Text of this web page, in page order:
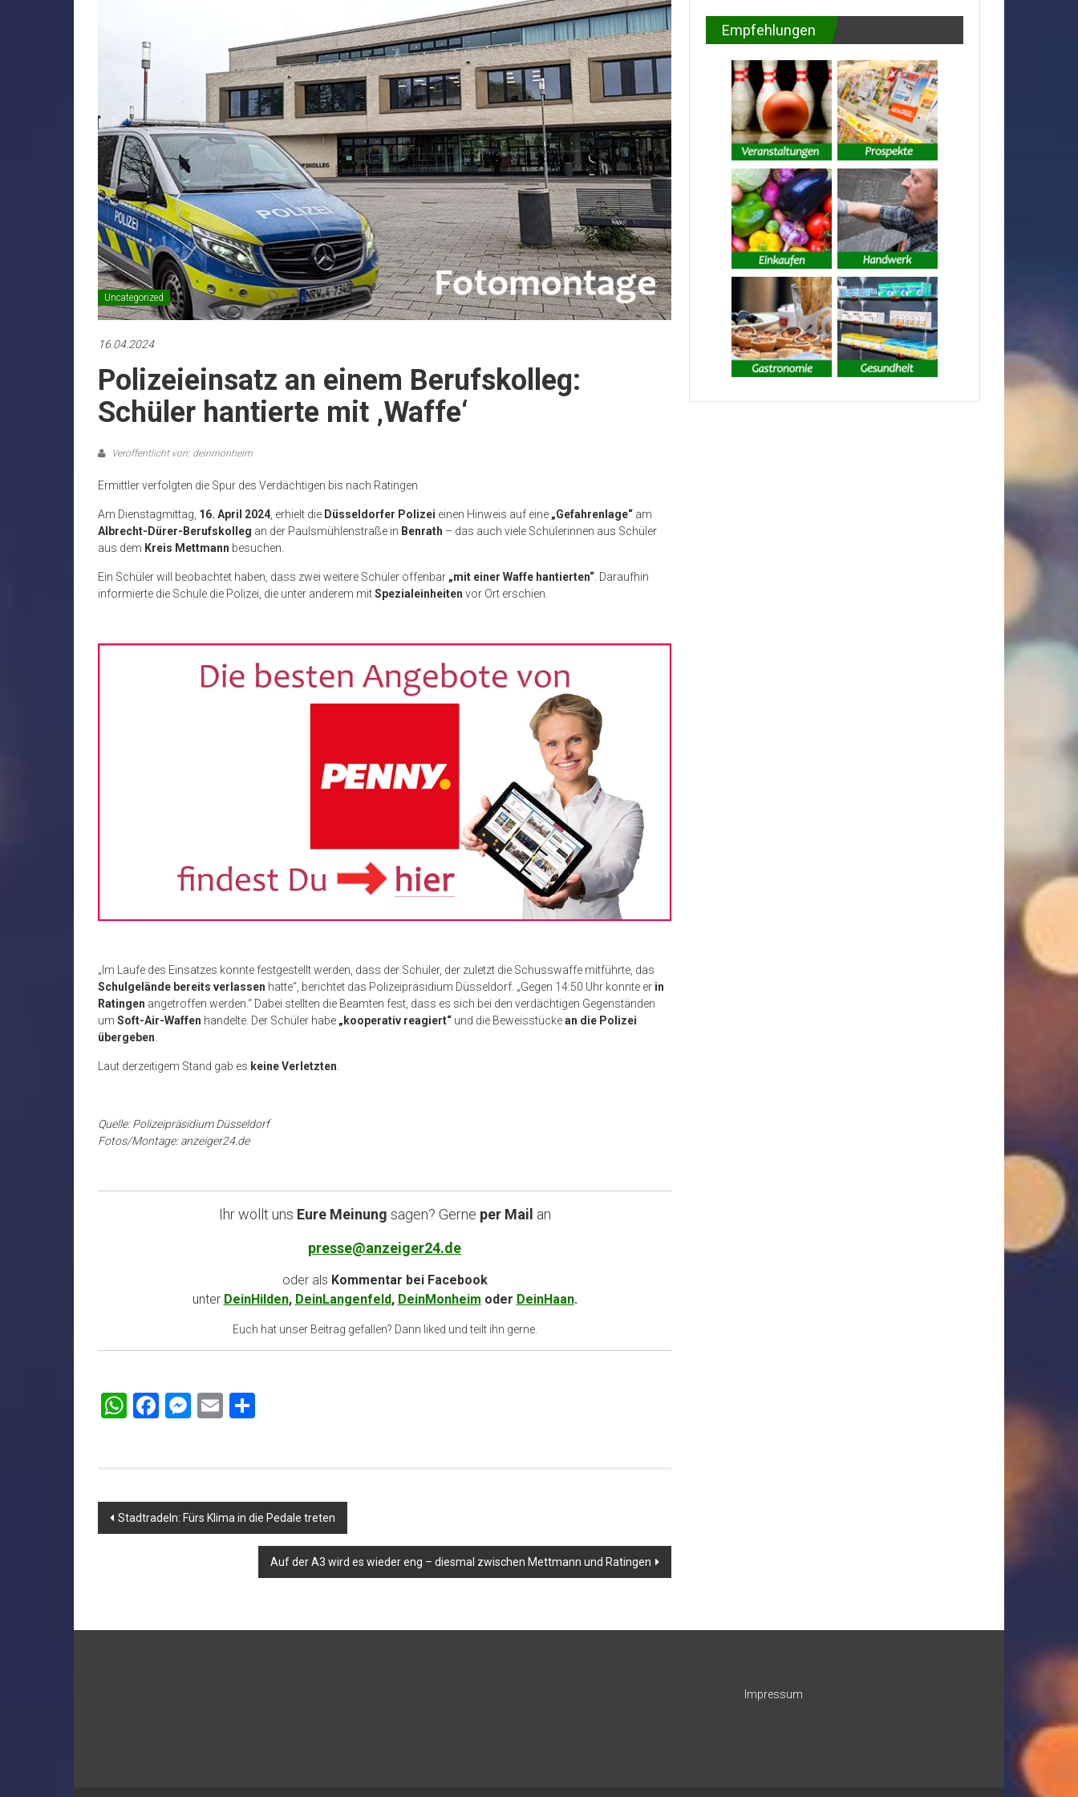
Uncategorized
16.04.2024
Polizeieinsatz an einem Berufskolleg:
Schüler hantierte mit ‚Waffe‘
Veröffentlicht von: deinmonheim
Ermittler verfolgten die Spur des Verdächtigen bis nach Ratingen
Am Dienstagmittag, 16. April 2024 , erhielt die Düsseldorfer Polizei einen Hinweis auf eine „Gefahrenlage“ am
Albrecht-Dürer-Berufskolleg an der Paulsmühlenstraße in Benrath – das auch viele Schülerinnen aus Schüler
aus dem Kreis Mettmann besuchen.
Ein Schüler will beobachtet haben, dass zwei weitere Schüler offenbar „mit einer Waffe hantierten“ . Daraufhin
informierte die Schule die Polizei, die unter anderem mitSpezialeinheiten vor Ort erschien.
„Im Laufe des Einsatzes konnte festgestellt werden, dass der Schüler, der zuletzt die Schusswaffe mitführte, das
Schulgelände bereits verlassen hatte“, berichtet das Polizeipräsidium Düsseldorf. „Gegen 14:50 Uhr konnte er in
Ratingen angetroffen werden.“ Dabei stellten die Beamten fest, dass es sich bei den verdächtigen Gegenständen
um Soft-Air-Waffen handelte. Der Schüler habe „kooperativ reagiert“ und die Beweisstückean die Polizei
übergeben
Laut derzeitigem Stand gab es keine Verletzten
Quelle: Polizeipräsidium Düsseldorf
Fotos/Montage: anzeiger24.de
Ihr wollt uns Eure Meinung sagen? Gerne per Mail an
presse@anzeiger24.de
oder als Kommentar bei Facebook
unter DeinHilden, DeinLangenfeld, DeinMonheim oder DeinHaan.
Euch hat unser Beitrag gefallen? Dann liked und teilt ihn gerne.
WhatsApp
Facebook
Messenger
Email
Beitragsnavigation
Stadtradeln: Fürs Klima in die Pedale treten
Auf der A3 wird es wieder eng – diesmal zwischen Mettmann und Ratingen
Empfehlungen
Impressum